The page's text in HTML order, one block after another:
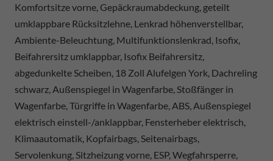
Komfortsitze vorne, Gepäckraumabdeckung, geteilt
umklappbare Rücksitzlehne, Lenkrad höhenverstellbar,
Ambiente-Beleuchtung, Multifunktionslenkrad, Isofix,
Beifahrersitz umklappbar, Isofix Beifahrersitz,
abgedunkelte Scheiben, 18 Zoll Alufelgen York, Dachreling
schwarz, Außenspiegel in Wagenfarbe, Stoßfänger in
Wagenfarbe, Türgriffe in Wagenfarbe, ABS, Außenspiegel
elektrisch einstell-/anklappbar, Fensterheber elektrisch,
Klimaautomatik, Kopfairbags, Seitenairbags,
Servolenkung, Sitzheizung vorne, ESP, Wegfahrsperre,